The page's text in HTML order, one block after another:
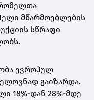
მწარმოებლების
სწრაფი
ევროპულ
გაიზარდა.
18%-დან 28%-მდე